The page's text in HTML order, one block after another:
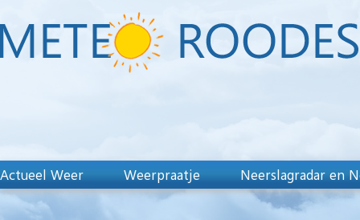
Actueel Weer Weerpraatje Neerslagradar en